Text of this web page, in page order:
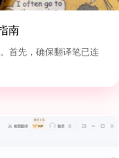
南
首先，确保翻译笔已连